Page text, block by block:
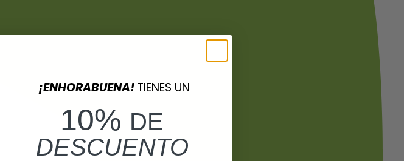
¡ENHORABUENA! TIENES UN
10% DE
DESCUENTO